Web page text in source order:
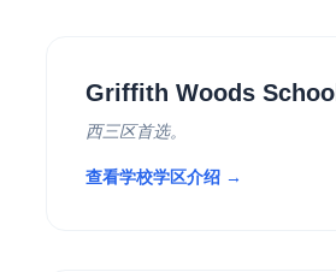
Griffith Woods School
西三区首选。
查看学校学区介绍 →